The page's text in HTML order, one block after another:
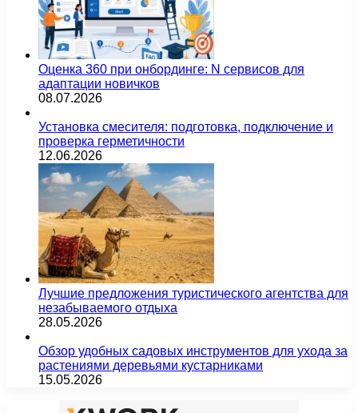
Оценка 360 при онбординге: N сервисов для
адаптации новичков
08.07.2026
Установка смесителя: подготовка, подключение и
проверка герметичности
12.06.2026
Лучшие предложения туристического агентства для
незабываемого отдыха
28.05.2026
Обзор удобных садовых инструментов для ухода за
растениями деревьями кустарниками
15.05.2026